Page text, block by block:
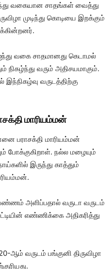
வகையான சாதங்கள் வைத்து
முடிந்து கொடியை இறக்கும்
வகை சாதமானது கெடாமல்
நிகழ்ந்து வரும் அதிசயமாகும்.
இந்நிகழ்வு வருடத்திற்கு
மாரியம்மன்
பராசக்தி மாரியம்மன்
நல்ல மழையும்
இருந்து காத்தும்
அளிப்பதால் வருடா வருடம்
எண்ணிக்கை அதிகரித்து
ஆம் வருடம் பங்குனி திருவிழா